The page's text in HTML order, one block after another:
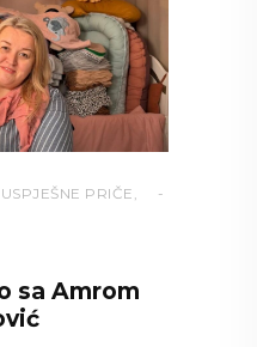
USPJEŠNE PRIČE
sa Amrom